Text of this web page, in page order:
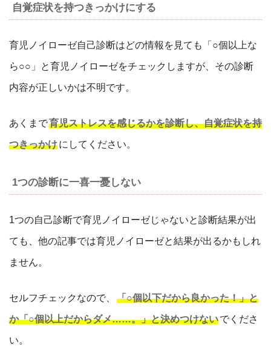
自覚症状を持つきっかけにする
育児ノイローゼ自己診断はどの情報を見ても「○個以上な
ら○○」と育児ノイローゼをチェックしますが、その診断
内容が正しいかは不明です。
あくまで育児ストレスを感じるかを診断し、自覚症状を持
つきっかけにしてください。
1つの診断に一喜一憂しない
1つの自己診断で育児ノイローゼじゃないと診断結果が出
ても、他の記事では育児ノイローゼと結果が出るかもしれ
ません。
セルフチェックなので、 「○個以下だから良かった！」と
か「○個以上だからダメ……。」と決めつけないでくださ
い。